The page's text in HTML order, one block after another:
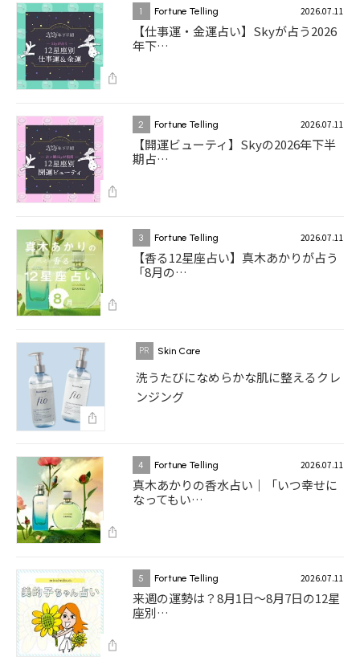
1 Fortune Telling 2026.07.11
【仕事運・金運占い】Skyが占う2026
年下…
2 Fortune Telling 2026.07.11
【開運ビューティ】Skyの2026年下半
期占…
3 Fortune Telling 2026.07.11
【香る12星座占い】真木あかりが占う
「8月の…
Skin Care
洗うたびになめらかな肌に整えるクレ
ンジング
4 Fortune Telling 2026.07.11
真木あかりの香水占い｜「いつ幸せに
なってもい…
5 Fortune Telling 2026.07.11
来週の運勢は？8月1日～8月7日の12星
座別…